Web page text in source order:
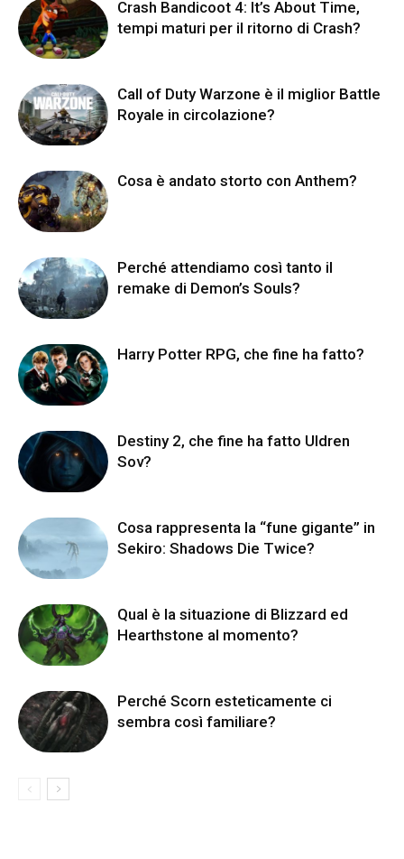
Crash Bandicoot 4: It’s About Time,
tempi maturi per il ritorno di Crash?
Call of Duty Warzone è il miglior Battle
Royale in circolazione?
Cosa è andato storto con Anthem?
Perché attendiamo così tanto il
remake di Demon’s Souls?
Harry Potter RPG, che fine ha fatto?
Destiny 2, che fine ha fatto Uldren
Sov?
Cosa rappresenta la “fune gigante” in
Sekiro: Shadows Die Twice?
Qual è la situazione di Blizzard ed
Hearthstone al momento?
Perché Scorn esteticamente ci
sembra così familiare?